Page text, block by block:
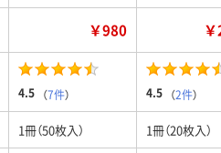
￥980
4.5 （7件） 4.5 （2件）
1冊（50枚入） 1冊（20枚入）